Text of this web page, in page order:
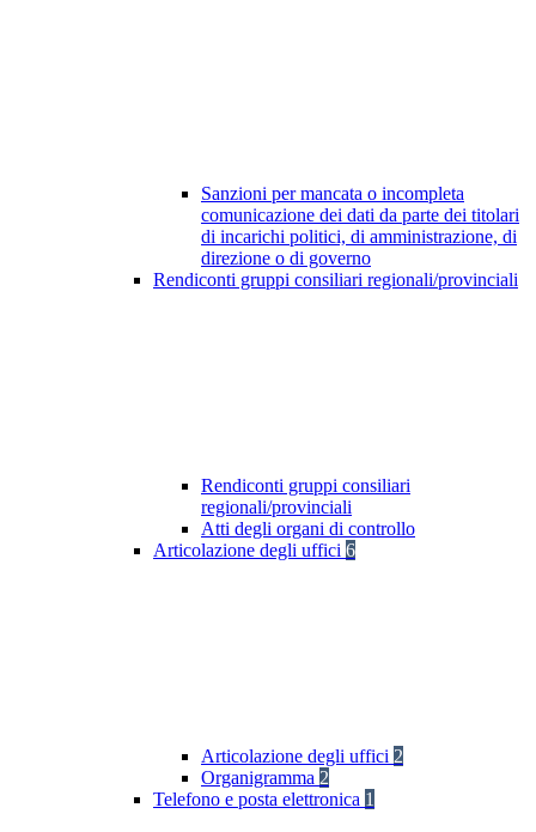
Sanzioni per mancata o incompleta
comunicazione dei dati da parte dei titolari
di incarichi politici, di amministrazione, di
direzione o di governo
Rendiconti gruppi consiliari regionali/provinciali
Rendiconti gruppi consiliari
regionali/provinciali
Atti degli organi di controllo
Articolazione degli uffici 6
Articolazione degli uffici 2
Organigramma 2
Telefono e posta elettronica 1